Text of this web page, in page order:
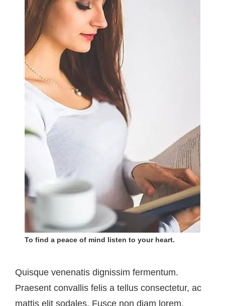
To find a peace of mind listen to your heart.
Quisque venenatis dignissim fermentum.
Praesent convallis felis a tellus consectetur, ac
mattis elit sodales. Fusce non diam lorem.